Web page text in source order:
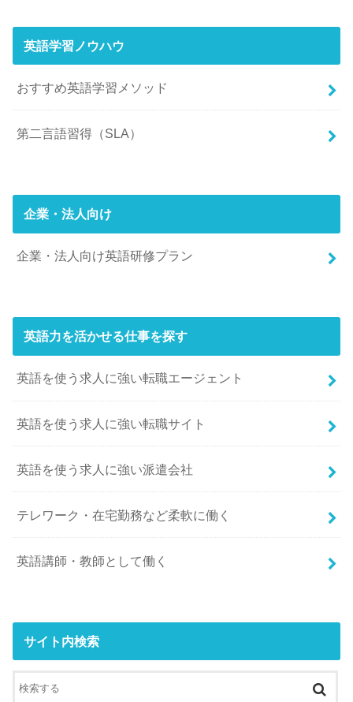
英語学習ノウハウ
おすすめ英語学習メソッド
第二言語習得（SLA）
企業・法人向け
企業・法人向け英語研修プラン
英語力を活かせる仕事を探す
英語を使う求人に強い転職エージェント
英語を使う求人に強い転職サイト
英語を使う求人に強い派遣会社
テレワーク・在宅勤務など柔軟に働く
英語講師・教師として働く
サイト内検索